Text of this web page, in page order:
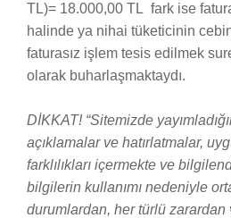
TL)= 18.000,00 TL fark ise
halinde ya nihai tüketicinin
faturasız işlem tesis edilmek
olarak buharlaşmaktaydı.
DİKKAT! “Sitemizde
açıklamalar ve hatırlatmalar,
farklılıkları içermekte ve
bilgilerin kullanımı nedeniyle
durumlardan, her türlü zarardan